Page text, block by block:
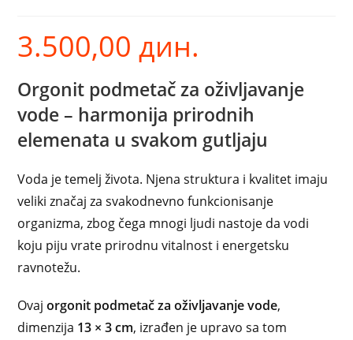
3.500,00дин.
Orgonit podmetač za oživljavanje
vode – harmonija prirodnih
elemenata u svakom gutljaju
Voda je temelj života. Njena struktura i kvalitet imaju
veliki značaj za svakodnevno funkcionisanje
organizma, zbog čega mnogi ljudi nastoje da vodi
koju piju vrate prirodnu vitalnost i energetsku
ravnotežu.
Ovajorgonit podmetač za oživljavanje vode,
dimenzija 13 × 3 cm, izrađen je upravo sa tom